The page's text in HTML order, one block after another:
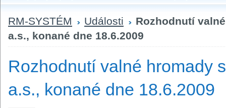
RM-SYSTÉM Události
Rozhodnutí
a.s., konané dne 18.6.2009
Rozhodnutí valné hromady
a.s., konané dne 18.6.2009